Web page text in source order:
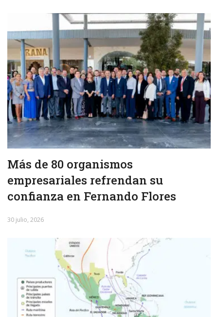
Más de 80 organismos
empresariales refrendan su
confianza en Fernando Flores
30 julio, 2026